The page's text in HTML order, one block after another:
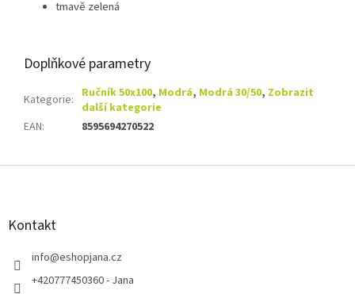
tmavě zelená
Doplňkové parametry
Kategorie: Ručník 50x100, Modrá, Modrá 30/50, Zobrazit
další kategorie
EAN: 8595694270522
Z
Kontakt
info@eshopjana.cz
+420777450360 - Jana